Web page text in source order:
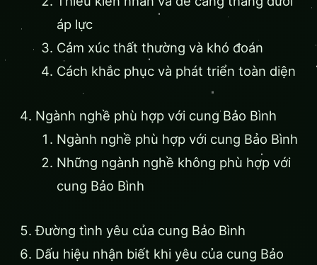
áp lực
Cảm xúc thất thường và khó đoán
Cách khắc phục và phát triển toàn diện
Ngành nghề phù hợp với cung Bảo Bình
Ngành nghề phù hợp với cung Bảo Bình
Những ngành nghề không phù hợp với
cung Bảo Bình
Đường tình yêu của cung Bảo Bình
Dấu hiệu nhận biết khi yêu của cung Bảo